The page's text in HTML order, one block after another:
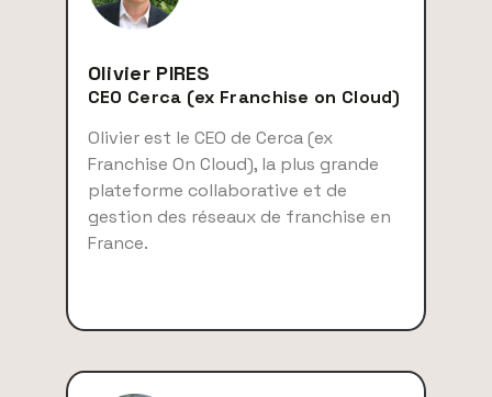
Olivier PIRES
CEO Cerca (ex Franchise on Cloud)
Olivier est le CEO de Cerca (ex
Franchise On Cloud), la plus grande
plateforme collaborative et de
gestion des réseaux de franchise en
France.